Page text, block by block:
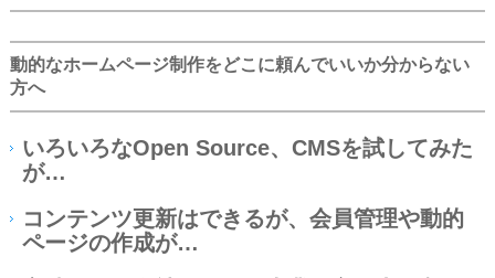
動的なホームページ制作をどこに頼んでいいか分からない
方へ
いろいろなOpen Source、CMSを試してみた
が…
コンテンツ更新はできるが、会員管理や動的
ページの作成が…